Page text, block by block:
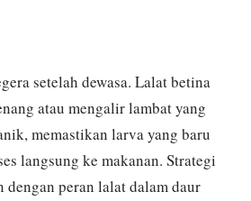
setelah dewasa. Lalat betina
atau mengalir lambat yang
memastikan larva yang baru
langsung ke makanan. Strategi
peran lalat dalam daur